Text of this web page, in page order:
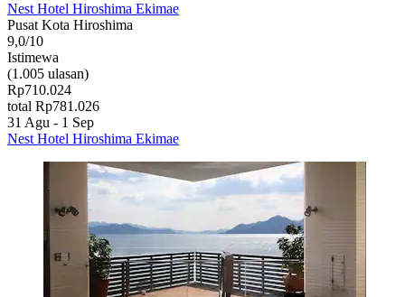
Nest Hotel Hiroshima Ekimae
Pusat Kota Hiroshima
9,0/10
Istimewa
(1.005 ulasan)
Rp710.024
total Rp781.026
31 Agu - 1 Sep
Nest Hotel Hiroshima Ekimae